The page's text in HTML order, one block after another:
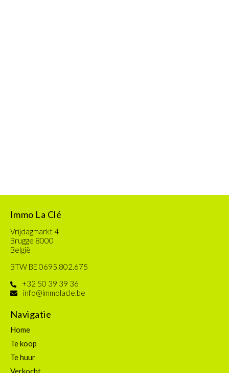
Immo La Clé
Vrijdagmarkt 4
Brugge 8000
België
BTW BE 0695.802.675
+32 50 39 39 36
info@immolacle.be
Navigatie
Home
Te koop
Te huur
Verkocht